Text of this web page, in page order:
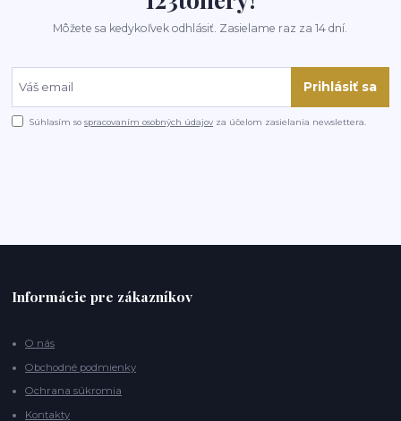
Môžete sa kedykoľvek odhlásiť. Zasielame raz za 14 dní.
Prihlásiť sa
Súhlasím sospracovaním osobných údajov za účelom zasielania newslettera.
Informácie pre zákazníkov
O nás
Obchodné podmienky
Ochrana súkromia
Kontakty